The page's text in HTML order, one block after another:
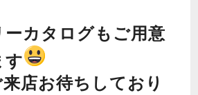
ーカタログもご用意
す
店お待ちしており